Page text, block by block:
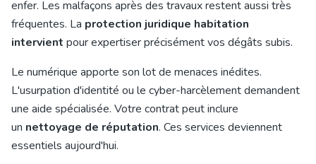
enfer. Les malfaçons après des travaux restent aussi très
fréquentes. La protection juridique habitation
intervient pour expertiser précisément vos dégâts subis.
Le numérique apporte son lot de menaces inédites.
L'usurpation d'identité ou le cyber-harcèlement demandent
une aide spécialisée. Votre contrat peut inclure
un nettoyage de réputation. Ces services deviennent
essentiels aujourd'hui.